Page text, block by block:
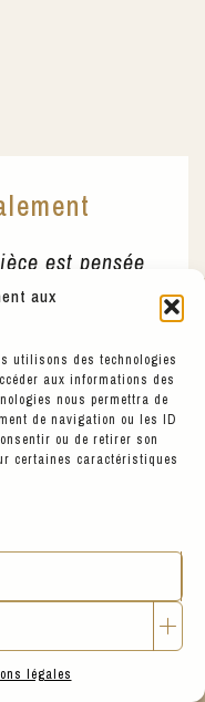
aux
utilisons des technologies
aux informations des
nous permettra de
de navigation ou les ID
ou de retirer son
certaines caractéristiques
légales
est pensée
facilement.
imaginer des
confort et
à Lyon 69001